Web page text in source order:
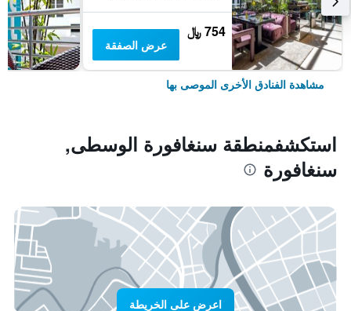
754 ﷼
عرض الصفقة
مشاهدة الفنادق الأخرى الموصى بها
استكشفمنطقة سنغافورة الوسطى,
سنغافورة
اعرض على الخريطة